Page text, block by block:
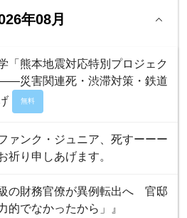
年08月
「熊本地震対応特別プロジェク
災害関連死・渋滞対策・鉄道
無料
ァンク・ジュニア、死すーーー
祈り申しあげます。
級の財務官僚が異例転出へ 官邸
的でなかったから」』